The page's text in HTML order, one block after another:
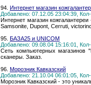
94. Интернет магазин
Добавлено: 07.12.05 23:04:39,
Интернет магазин
Samsonite, Dupont, Cerruti,
95. БАЗА25 и UNICOM
Добавлено: 09.08.04 15:16:01,
Сеть компьютерных магазинов
сканеры. Заказ.
96. Морозник Кавказский
Добавлено: 21.10.04 06:01:05,
Морозник Кавказский - это